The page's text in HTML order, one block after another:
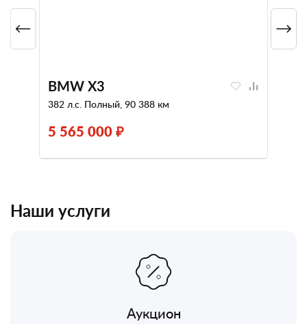
BMW X3
382 л.с. Полный, 90 388 км
5 565 000 ₽
Наши услуги
Аукцион